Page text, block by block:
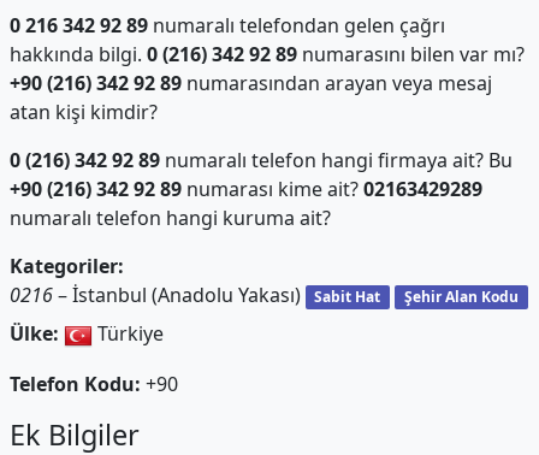
0 216 342 92 89numaralı telefondan gelen çağrı
hakkında bilgi. 0 (216) 342 92 89numarasını bilen var mı?
+90 (216) 342 92 89numarasından arayan veya mesaj
atan kişi kimdir?
0 (216) 342 92 89numaralı telefon hangi firmaya ait? Bu
+90 (216) 342 92 89numarası kime ait?02163429289
numaralı telefon hangi kuruma ait?
Kategoriler:
0216– İstanbul (Anadolu Yakası) Sabit Hat Şehir Alan Kodu
Ülke:
Türkiye
Telefon Kodu: +90
Ek Bilgiler